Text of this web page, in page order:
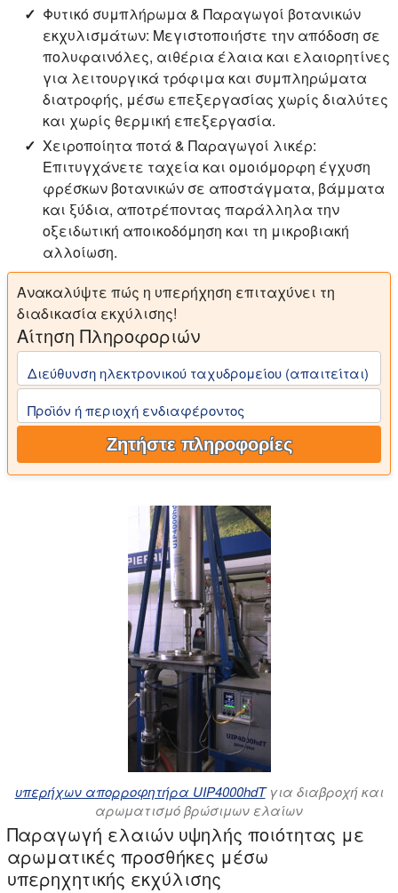
Φυτικό συμπλήρωμα & Παραγωγοί βοτανικών
εκχυλισμάτων: Μεγιστοποιήστε την απόδοση σε
πολυφαινόλες, αιθέρια έλαια και ελαιορητίνες
για λειτουργικά τρόφιμα και συμπληρώματα
διατροφής, μέσω επεξεργασίας χωρίς διαλύτες
και χωρίς θερμική επεξεργασία.
Χειροποίητα ποτά & Παραγωγοί λικέρ:
Επιτυγχάνετε ταχεία και ομοιόμορφη έγχυση
φρέσκων βοτανικών σε αποστάγματα, βάμματα
και ξύδια, αποτρέποντας παράλληλα την
οξειδωτική αποικοδόμηση και τη μικροβιακή
αλλοίωση.
Ανακαλύψτε πώς η υπερήχηση επιταχύνει τη
διαδικασία εκχύλισης!
Αίτηση Πληροφοριών
Διεύθυνση ηλεκτρονικού ταχυδρομείου (απαιτείται)
Προϊόν ή περιοχή ενδιαφέροντος
Ζητήστε πληροφορίες
υπερήχων απορροφητήρα UIP4000hdTγια διαβροχή και
αρωματισμό βρώσιμων ελαίων
Παραγωγή ελαιών υψηλής ποιότητας με
αρωματικές προσθήκες μέσω
υπερηχητικής εκχύλισης